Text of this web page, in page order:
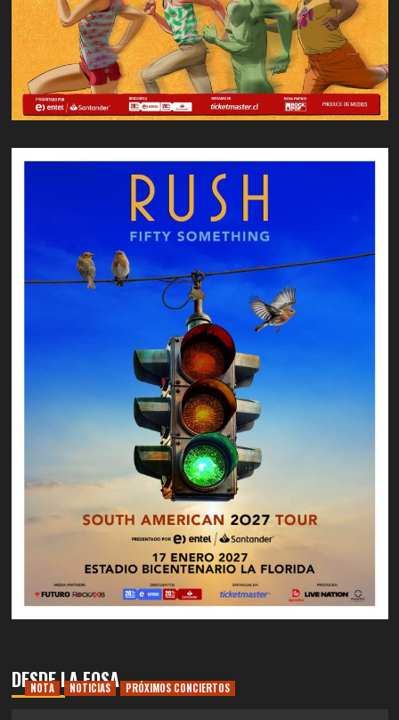
DESDE LA FOSA
NOTA NOTICIAS PRÓXIMOS CONCIERTOS